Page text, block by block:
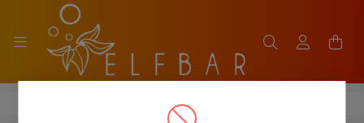
ELF BAR TE5000